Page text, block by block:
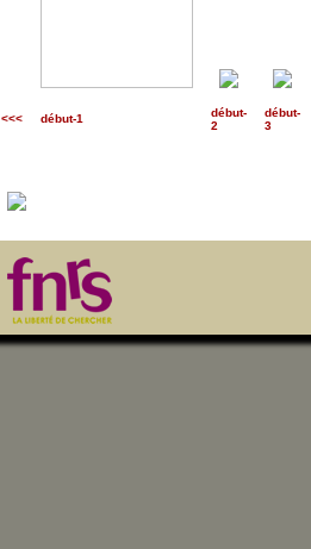
<<< début-1 début-
2
début-
3